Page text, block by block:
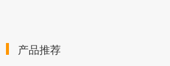
产品推荐